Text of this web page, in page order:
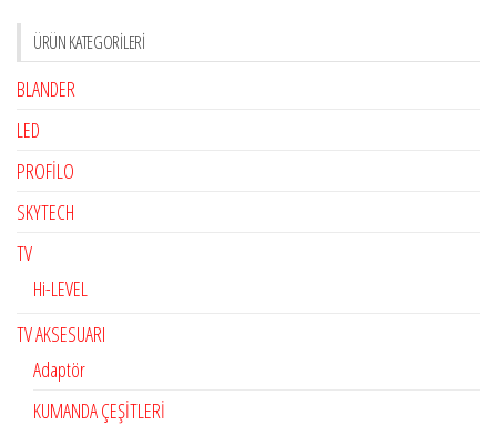
ÜRÜN KATEGORILERI
BLANDER
LED
PROFİLO
SKYTECH
TV
Hi-LEVEL
TV AKSESUARI
Adaptör
KUMANDA ÇEŞİTLERİ